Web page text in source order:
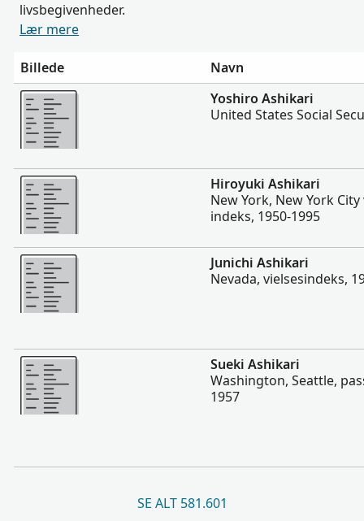
livsbegivenheder.
Lær mere
Billede
Navn
Mere
Yoshiro Ashikari
United States Social
Mere
Hiroyuki Ashikari
New York, New York
indeks, 1950-1995
Mere
Junichi Ashikari
Nevada, vielsesindeks,
Mere
Sueki Ashikari
Washington, Seattle,
1957
SE ALT 581.601